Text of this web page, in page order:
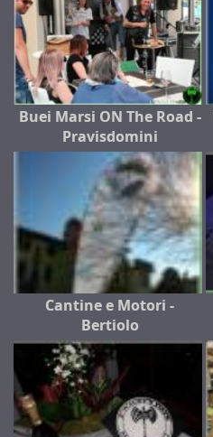
Buei Marsi ON The Road -
Pravisdomini
Cantine e Motori -
Bertiolo